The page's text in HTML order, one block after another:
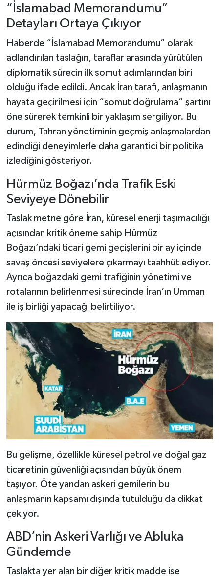
“İslamabad Memorandumu”
Detayları Ortaya Çıkıyor
Haberde “İslamabad Memorandumu” olarak
adlandırılan taslağın, taraflar arasında yürütülen
diplomatik sürecin ilk somut adımlarından biri
olduğu ifade edildi. Ancak İran tarafı, anlaşmanın
hayata geçirilmesi için “somut doğrulama” şartını
öne sürerek temkinli bir yaklaşım sergiliyor. Bu
durum, Tahran yönetiminin geçmiş anlaşmalardan
edindiği deneyimlerle daha garantici bir politika
izlediğini gösteriyor.
Hürmüz Boğazı’nda Trafik Eski
Seviyeye Dönebilir
Taslak metne göre İran, küresel enerji taşımacılığı
açısından kritik öneme sahip Hürmüz
Boğazı’ndaki ticari gemi geçişlerini bir ay içinde
savaş öncesi seviyelere çıkarmayı taahhüt ediyor.
Ayrıca boğazdaki gemi trafiğinin yönetimi ve
rotalarının belirlenmesi sürecinde İran’ın Umman
ile iş birliği yapacağı belirtiliyor.
Bu gelişme, özellikle küresel petrol ve doğal gaz
ticaretinin güvenliği açısından büyük önem
taşıyor. Öte yandan askeri gemilerin bu
anlaşmanın kapsamı dışında tutulduğu da dikkat
çekiyor.
ABD’nin Askeri Varlığı ve Abluka
Gündemde
Taslakta yer alan bir diğer kritik madde ise
Tosya Haberleri
Karadeniz Haberleri
Ulusal Haberler
Teknoloji Haberleri
Siyaset Haberleri
Dünya Haberleri
Yerel Haberler
Haber Arşivi